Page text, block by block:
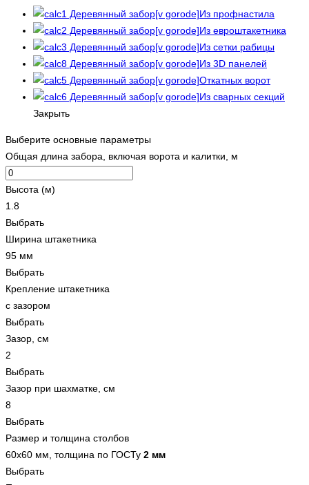
Из профнастила
Из евроштакетника
Из сетки рабицы
Из 3D панелей
Откатных ворот
Из сварных секций
Закрыть
Выберите основные параметры
Общая длина забора, включая ворота и калитки, м
Высота (м)
1.8
Выбрать
Ширина штакетника
95 мм
Выбрать
Крепление штакетника
с зазором
Выбрать
Зазор, см
2
Выбрать
Зазор при шахматке, см
8
Выбрать
Размер и толщина столбов
60x60 мм, толщина по ГОСТу 2 мм
Выбрать